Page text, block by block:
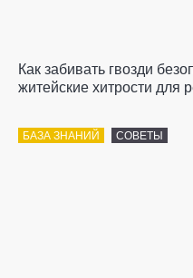
Как забивать гвозди
житейские хитрости для
БАЗА ЗНАНИЙ СОВЕТЫ